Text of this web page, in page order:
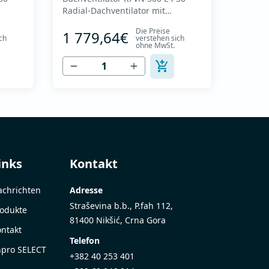
mit
Radial-Dachventilator mit
und vertikalem Auslass - Motor
außerhalb des Luftstroms -
Maximaler Luftdurchsatz: bis zu
8.215 m3/h - Für Dauerbetrieb mit
Temperaturen bis 120 °C -
1 779,64€ Die Preise
verstehen sich
ohne MwSt.
SELECT
Kontakt
Adresse
Straševina b.b., P.fah 112,
81400 Nikšić, Crna Gora
Telefon
+382 40 253 401